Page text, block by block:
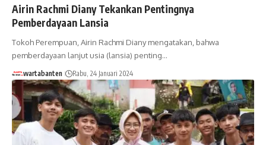
Airin Rachmi Diany Tekankan Pentingnya
Pemberdayaan Lansia
Tokoh Perempuan, Airin Rachmi Diany mengatakan, bahwa
pemberdayaan lanjut usia (lansia) penting…
wartabanten Rabu, 24 Januari 2024